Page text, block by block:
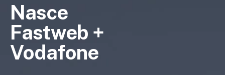
Nasce
Fastweb +
Vodafone